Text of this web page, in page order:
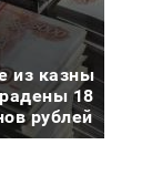
из казны
18
рублей